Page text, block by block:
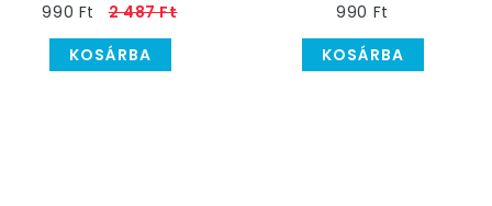
990 Ft
2 487 Ft
KOSÁRBA
990 Ft
KOSÁRBA